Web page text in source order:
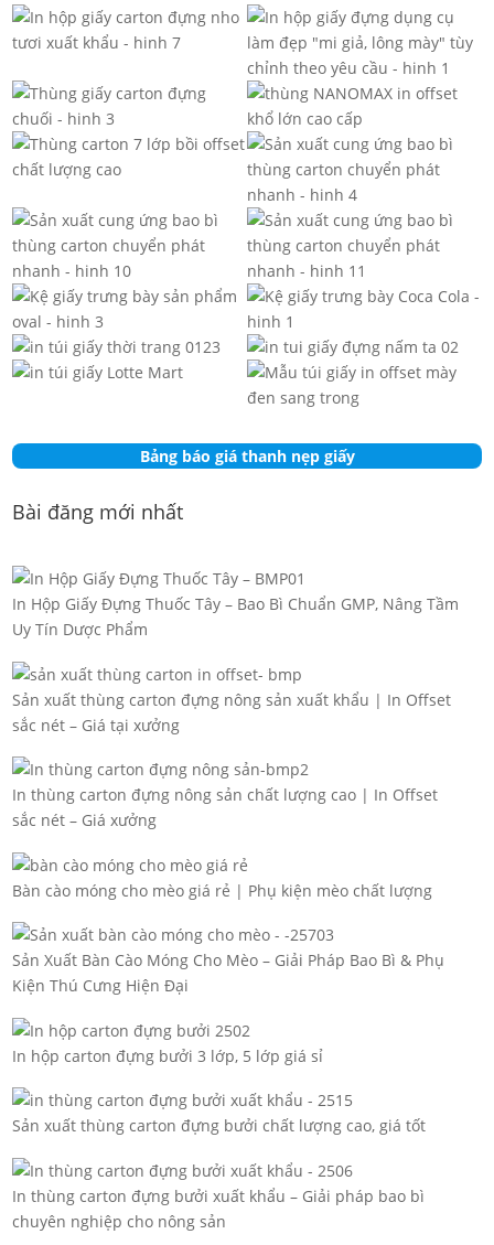
Bảng báo giá thanh nẹp giấy
Bài đăng mới nhất
In Hộp Giấy Đựng Thuốc Tây – Bao Bì Chuẩn GMP, Nâng Tầm
Uy Tín Dược Phẩm
Sản xuất thùng carton đựng nông sản xuất khẩu | In Offset
sắc nét – Giá tại xưởng
In thùng carton đựng nông sản chất lượng cao | In Offset
sắc nét – Giá xưởng
Bàn cào móng cho mèo giá rẻ | Phụ kiện mèo chất lượng
Sản Xuất Bàn Cào Móng Cho Mèo – Giải Pháp Bao Bì & Phụ
Kiện Thú Cưng Hiện Đại
In hộp carton đựng bưởi 3 lớp, 5 lớp giá sỉ
Sản xuất thùng carton đựng bưởi chất lượng cao, giá tốt
In thùng carton đựng bưởi xuất khẩu – Giải pháp bao bì
chuyên nghiệp cho nông sản